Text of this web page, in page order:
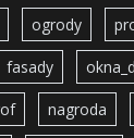
ogrody
fasady
nagroda